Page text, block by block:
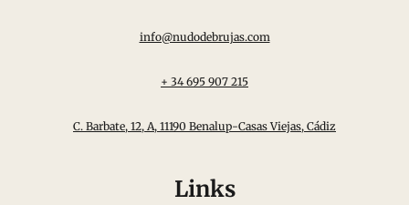
info@nudodebrujas.com
+ 34 695 907 215
C. Barbate, 12, A, 11190 Benalup-Casas Viejas, Cádiz
Links